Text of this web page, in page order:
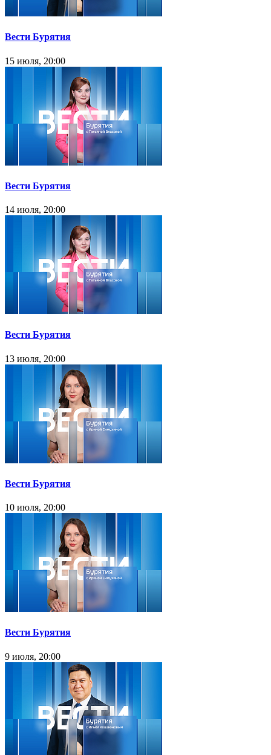
Вести Бурятия
15 июля, 20:00
Вести Бурятия
14 июля, 20:00
Вести Бурятия
13 июля, 20:00
Вести Бурятия
10 июля, 20:00
Вести Бурятия
9 июля, 20:00